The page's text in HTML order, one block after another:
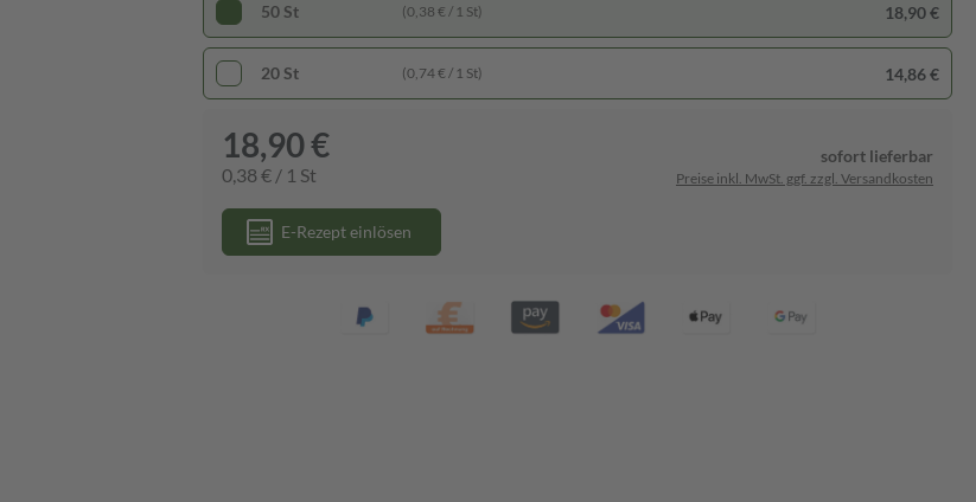
50 St (0,38 € / 1 St) 18,90 €
20 St (0,74 € / 1 St) 14,86 €
18,90 €
0,38 € / 1 St
sofort lieferbar
Preise inkl. MwSt. ggf. zzgl. Versandkosten
E-Rezept einlösen